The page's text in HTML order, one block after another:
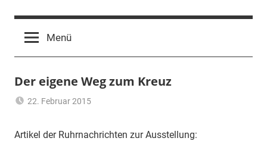
Pfarrgemeinde
St.
Ludger
Selm
Menü
Der eigene Weg zum Kreuz
22. Februar 2015
Themann
Wege
Artikel der Ruhrnachrichten zur Ausstellung: